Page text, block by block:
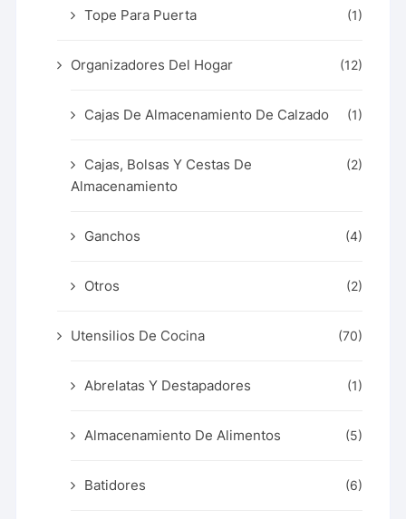
Tope Para Puerta (1)
Organizadores Del Hogar (12)
Cajas De Almacenamiento De Calzado (1)
Cajas, Bolsas Y Cestas De
Almacenamiento
(2)
Ganchos (4)
Otros (2)
Utensilios De Cocina (70)
Abrelatas Y Destapadores (1)
Almacenamiento De Alimentos (5)
Batidores (6)